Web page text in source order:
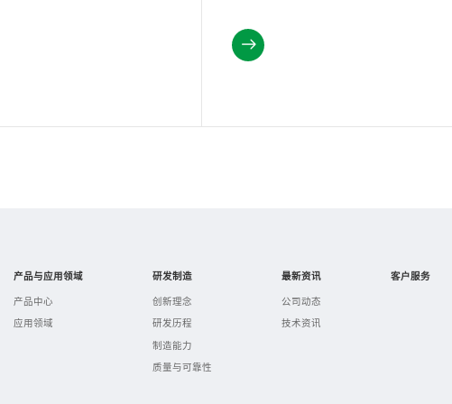
产品与应用领域
产品中心
应用领域
研发制造
创新理念
研发历程
制造能力
质量与可靠性
最新资讯
公司动态
技术资讯
客户服务